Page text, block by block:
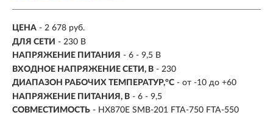
ЦЕНА - 2 678 руб.
ДЛЯ СЕТИ - 230 В
НАПРЯЖЕНИЕ ПИТАНИЯ - 6 - 9,5 В
ВХОДНОЕ НАПРЯЖЕНИЕ СЕТИ, В - 230
ДИАПАЗОН РАБОЧИХ ТЕМПЕРАТУР,°С - от -10 до +60
НАПРЯЖЕНИЕ ПИТАНИЯ, В - 6 - 9,5
СОВМЕСТИМОСТЬ - HX870E SMB-201 FTA-750 FTA-550